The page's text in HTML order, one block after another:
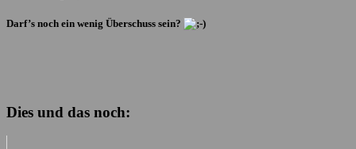
Darf’s noch ein wenig Überschuss sein?
Dies und das noch: